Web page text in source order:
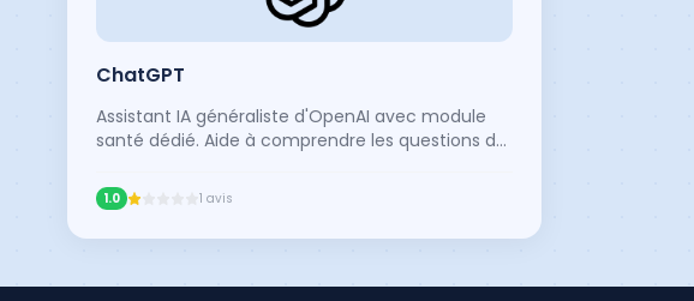
ChatGPT
Assistant IA généraliste d'OpenAI avec module
santé dédié. Aide à comprendre les questions de
sans établir de diagnostic ni proposer de
traitement.
1.0 1 avis